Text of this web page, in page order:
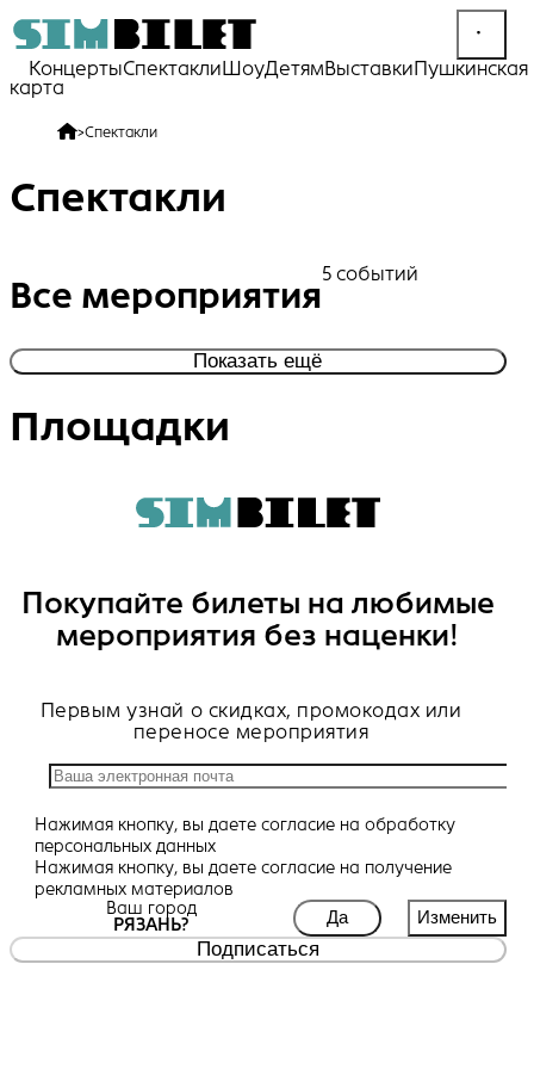
КонцертыСпектакли ШоуДетямВыставкиПушкинская
карта
>Спектакли
Спектакли
Все мероприятия
5 событий
Показать ещё
Площадки
Покупайте билеты на любимые
мероприятия без наценки!
Первым узнай о скидках, промокодах или
переносе мероприятия
Нажимая кнопку, вы даете согласие на обработку
персональных данных
Нажимая кнопку, вы даете согласие на получение
рекламных материалов
Ваш город
РЯЗАНЬ?
Да Изменить
Подписаться